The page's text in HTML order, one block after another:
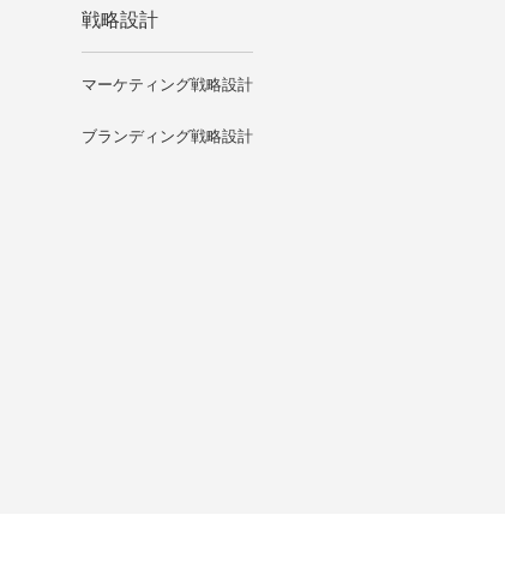
戦略設計
マーケティング戦略設計
ブランディング戦略設計